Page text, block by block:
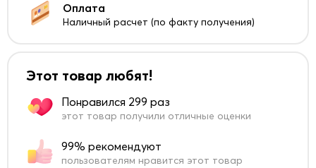
Оплата
Наличный расчет (по факту получения)
Этот товар любят!
Понравился 299 раз
этот товар получили отличные оценки
99% рекомендуют
пользователям нравится этот товар